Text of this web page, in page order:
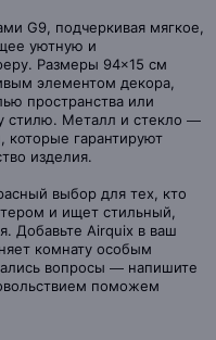
G9, подчеркивая мягкое,
уютную и
Размеры 94×15 см
элементом декора,
пространства или
стилю. Металл и стекло —
гарантируют
изделия.
выбор для тех, кто
и ищет стильный,
Добавьте Airquix в ваш
комнату особым
вопросы — напишите
поможем